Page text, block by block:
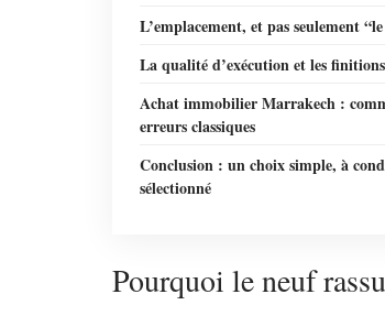
L’emplacement, et pas seulement
La qualité d’exécution et les finitions
Achat immobilier Marrakech :
erreurs classiques
Conclusion : un choix simple, à
sélectionné
Pourquoi le neuf